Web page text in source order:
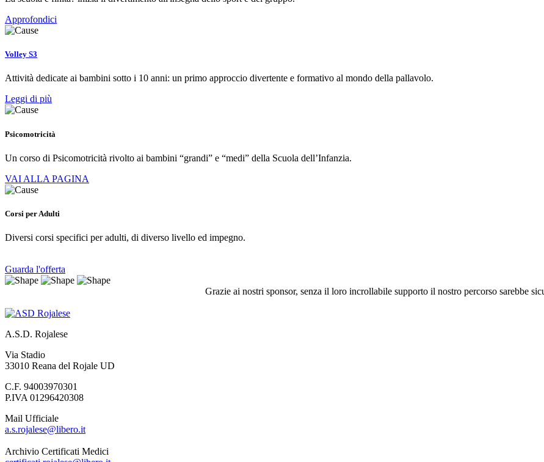
Approfondici
Volley S3
Attività dedicate ai bambini sotto i 10 anni: un primo approccio divertente e formativo al mondo della pallavolo.
Leggi di più
Psicomotricità
Un corso di Psicomotricità rivolto ai bambini “grandi” e “medi” della Scuola dell’Infanzia.
VAI ALLA PAGINA
Corsi per Adulti
Diversi corsi specifici per adulti, di diverso livello ed impegno.
Guarda l'offerta
Grazie ai nostri sponsor, senza il loro incrollabile supporto il nostro percorso sarebbe
A.S.D. Rojalese
Via Stadio
33010 Reana del Rojale UD
C.F. 94003970301
P.IVA 01296420308
Mail Ufficiale
a.s.rojalese@libero.it
Archivio Certificati Medici